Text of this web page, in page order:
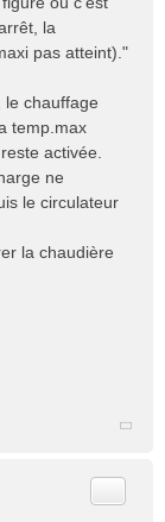
la
pas atteint)."
le chauffage
temp.max
activée.
ne
le circulateur
la chaudière